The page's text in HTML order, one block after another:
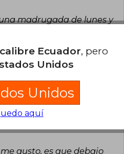
madrugada de lunes y
son preciosos, lo
No es útil
Díaz
gusto, es que debajo
Ecuador, pero
Unidos
Unidos
aquí